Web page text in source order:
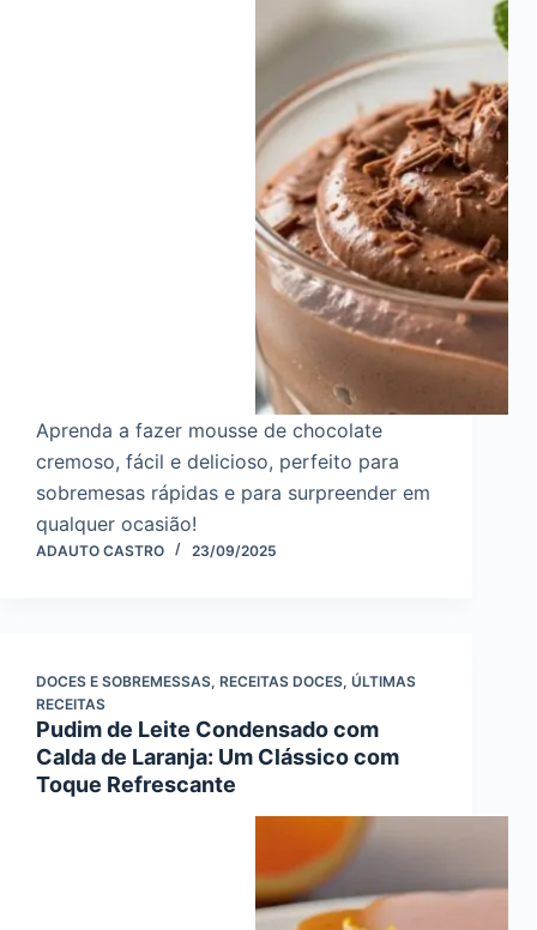
Aprenda a fazer mousse de chocolate
cremoso, fácil e delicioso, perfeito para
sobremesas rápidas e para surpreender em
qualquer ocasião!
ADAUTO CASTRO 23/09/2025
DOCES E SOBREMESSAS, RECEITAS DOCES, ÚLTIMAS
RECEITAS
Pudim de Leite Condensado com
Calda de Laranja: Um Clássico com
Toque Refrescante